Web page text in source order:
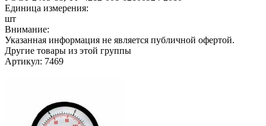
Единица измерения:
шт
Внимание:
Указанная информация не является публичной офертой.
Другие товары из этой группы
Артикул: 7469